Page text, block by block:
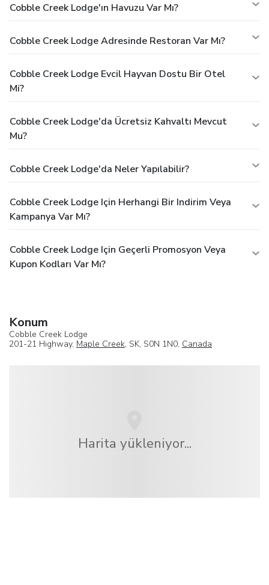
Cobble Creek Lodge'ın Havuzu Var Mı?
Cobble Creek Lodge Adresinde Restoran Var Mı?
Cobble Creek Lodge Evcil Hayvan Dostu Bir Otel
Mi?
Cobble Creek Lodge'da Ücretsiz Kahvaltı Mevcut
Mu?
Cobble Creek Lodge'da Neler Yapılabilir?
Cobble Creek Lodge Için Herhangi Bir Indirim Veya
Kampanya Var Mı?
Cobble Creek Lodge Için Geçerli Promosyon Veya
Kupon Kodları Var Mı?
Konum
Cobble Creek Lodge
201-21 Highway, Maple Creek, SK, S0N 1N0, Canada
Harita yükleniyor...